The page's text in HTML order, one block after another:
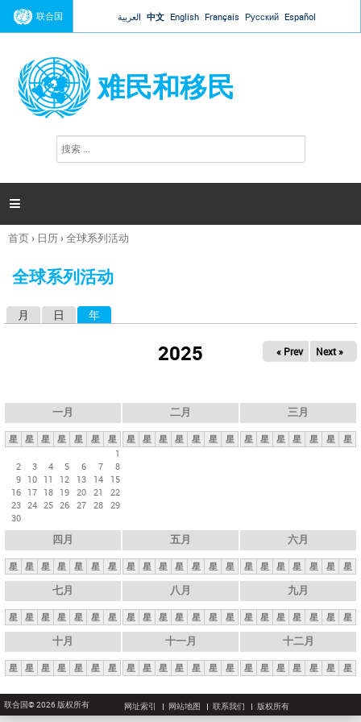
Jump to navigation
联合国 العربية 中文 English Français Русский Español
难民和移民
搜
索

你
这
首页› 日历›全球系列活动
全球系列活动
月 日 年
2025 « Prev Next »
一月
星 星 星 星 星 星
星
1
2
3 4 5 6 7
8
9 10 11 12 13 14
15
16 17 18 19 20 21
22
23 24 25 26 27 28 29
30
二月
星 星 星 星 星 星 星
三月
星 星 星 星 星 星 星
四月
星 星 星 星 星 星 星
五月
星 星 星 星 星 星 星
六月
星 星 星 星 星 星 星
七月
星 星 星 星 星 星 星
八月
星 星 星 星 星 星 星
九月
星 星 星 星 星 星 星
十月
星 星 星 星 星 星 星
十一月
星 星 星 星 星 星 星
十二月
星 星 星 星 星 星 星
联合国© 2026 版权所有 网址索引 网站地图 联系我们 版权所有